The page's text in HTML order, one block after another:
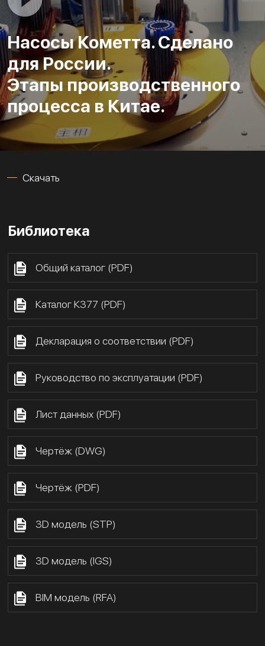
Насосы Кометта. Сделано
для России.
Этапы производственного
процесса в Китае.
Скачать
Библиотека
Общий каталог (PDF)
Каталог К377 (PDF)
Декларация о соответствии (PDF)
Руководство по эксплуатации (PDF)
Лист данных (PDF)
Чертёж (DWG)
Чертёж (PDF)
3D модель (STP)
3D модель (IGS)
BIM модель (RFA)